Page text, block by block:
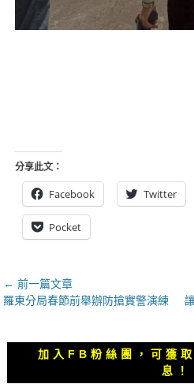
分享此文：
Facebook Twitter
Pocket
文
章
覽
← 前一篇文章
上
羅東分局春節前舉辦防搶實警演練
下
文
章：
加入FB粉絲團，可獲
息！